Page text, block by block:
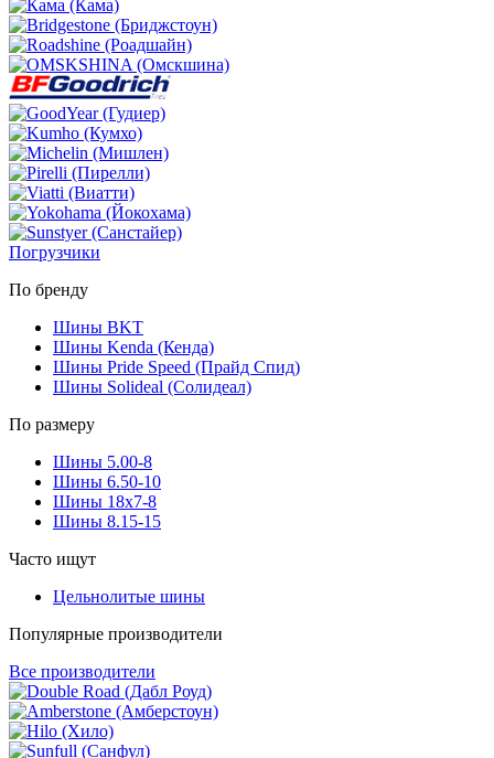
Погрузчики
По бренду
Шины BKT
Шины Kenda (Кенда)
Шины Pride Speed (Прайд Спид)
Шины Solideal (Солидеал)
По размеру
Шины 5.00-8
Шины 6.50-10
Шины 18x7-8
Шины 8.15-15
Часто ищут
Цельнолитые шины
Популярные производители
Все производители